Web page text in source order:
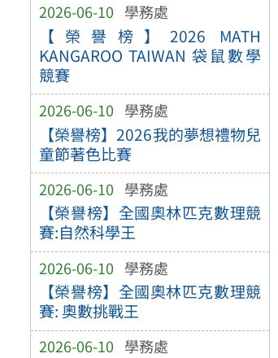
2026-06-10 學務處
【榮譽榜】2026 MATH
KANGAROO TAIWAN 袋鼠數學
競賽
2026-06-10 學務處
【榮譽榜】2026我的夢想禮物兒
童節著色比賽
2026-06-10 學務處
【榮譽榜】全國奧林匹克數理競
賽:自然科學王
2026-06-10 學務處
【榮譽榜】全國奧林匹克數理競
賽: 奧數挑戰王
2026-06-10 學務處